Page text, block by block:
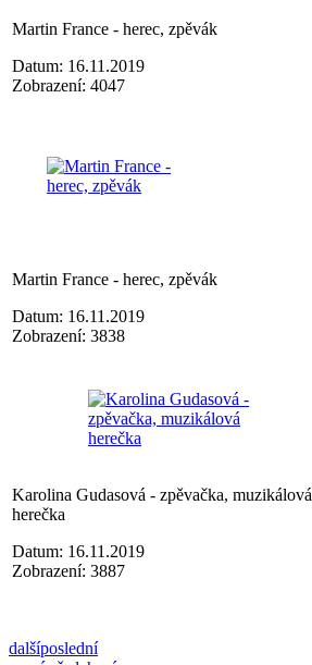
Martin France - herec, zpěvák
Datum: 16.11.2019
Zobrazení: 4047
Martin France - herec, zpěvák
Datum: 16.11.2019
Zobrazení: 3838
Karolina Gudasová - zpěvačka, muzikálová
herečka
Datum: 16.11.2019
Zobrazení: 3887
dalšíposlední